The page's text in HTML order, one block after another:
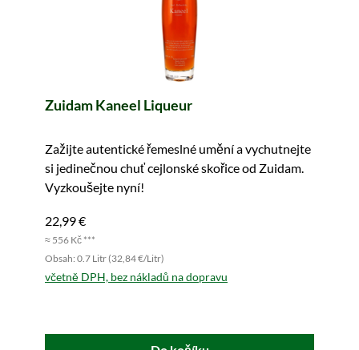
Zuidam Kaneel Liqueur
Zažijte autentické řemeslné umění a vychutnejte
si jedinečnou chuť cejlonské skořice od Zuidam.
Vyzkoušejte nyní!
22,99 €
≈ 556 Kč ***
Obsah: 0.7 Litr (32,84 €/Litr)
včetně DPH, bez nákladů na dopravu